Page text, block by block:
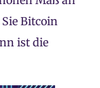
Bitcoin
ist die